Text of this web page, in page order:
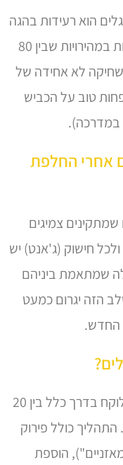
הוא רעידות בהגה
או ברצפת הרכב, שבדרך כלל מורגשות במהירויות שבין 80
שחיקה לא אחידה של
טוב על הכביש
במדרכה).
אחרי החלפת
צמיגים
חישוק (ג'אנט) יש
שמתאמת ביניהם
הזה יגרום כמעט
החדש.
תהליך איזון גלגלים הוא מהיר יחסית ולוקח בדרך כלל בין 20
התהליך כולל פירוק
הוספת